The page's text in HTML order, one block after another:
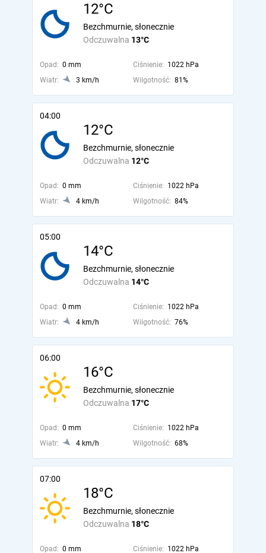
12°C
Odczuwalna 13°C
Bezchmurnie, słonecznie
Opad: 0 mm Ciśnienie: 1022 hPa
Wiatr:
3 km/h Wilgotność: 81%
04:00
12°C
Odczuwalna 12°C
Bezchmurnie, słonecznie
Opad: 0 mm Ciśnienie: 1022 hPa
Wiatr:
4 km/h Wilgotność: 84%
05:00
14°C
Odczuwalna 14°C
Bezchmurnie, słonecznie
Opad: 0 mm Ciśnienie: 1022 hPa
Wiatr:
4 km/h Wilgotność: 76%
06:00
16°C
Odczuwalna 17°C
Bezchmurnie, słonecznie
Opad: 0 mm Ciśnienie: 1022 hPa
Wiatr:
4 km/h Wilgotność: 68%
07:00
18°C
Odczuwalna 18°C
Bezchmurnie, słonecznie
Opad: 0 mm Ciśnienie: 1022 hPa